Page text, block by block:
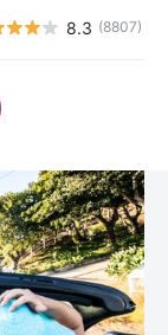
8.3 (8807)